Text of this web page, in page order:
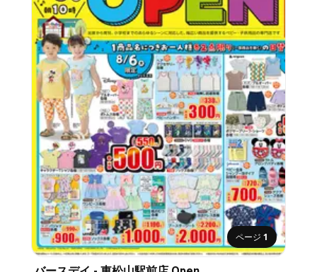
ページ 1